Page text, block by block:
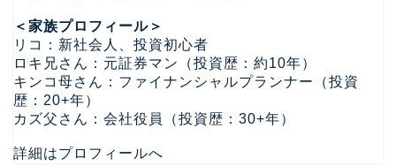
＜家族プロフィール＞
リコ：新社会人、投資初心者
ロキ兄さん：元証券マン（投資歴：約10年）
キンコ母さん：ファイナンシャルプランナー（投資
歴：20+年）
カズ父さん：会社役員（投資歴：30+年）
詳細はプロフィールへ